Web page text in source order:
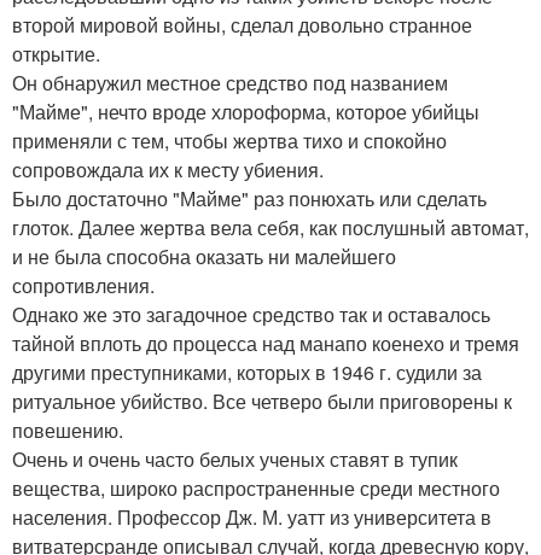
второй мировой войны, сделал довольно странное
открытие.
Он обнаружил местное средство под названием
"Майме", нечто вроде хлороформа, которое убийцы
применяли с тем, чтобы жертва тихо и спокойно
сопровождала их к месту убиения.
Было достаточно "Майме" раз понюхать или сделать
глоток. Далее жертва вела себя, как послушный автомат,
и не была способна оказать ни малейшего
сопротивления.
Однако же это загадочное средство так и оставалось
тайной вплоть до процесса над манапо коенехо и тремя
другими преступниками, которых в 1946 г. судили за
ритуальное убийство. Все четверо были приговорены к
повешению.
Очень и очень часто белых ученых ставят в тупик
вещества, широко распространенные среди местного
населения. Профессор Дж. М. уатт из университета в
витватерсранде описывал случай, когда древесную кору,